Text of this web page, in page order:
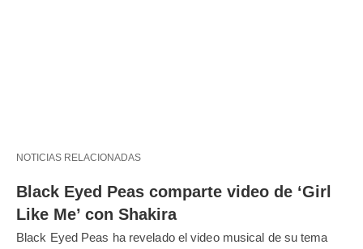
NOTICIAS RELACIONADAS
Black Eyed Peas comparte video de ‘Girl
Like Me’ con Shakira
Black Eyed Peas ha revelado el video musical de su tema